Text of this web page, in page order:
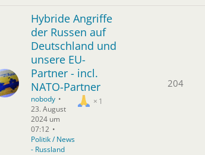
Hybride Angriffe
der Russen auf
Deutschland und
unsere EU-
Partner - incl.
NATO-Partner
1
nobody
23. August
2024 um
07:12
Politik / News
- Russland
204